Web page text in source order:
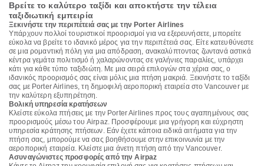
Βρείτε το καλύτερο ταξίδι και αποκτήστε την τέλεια
ταξιδιωτική εμπειρία
Ξεκινήστε την περιπέτειά σας με την Porter Airlines
Υπάρχουν πολλοί τουριστικοί προορισμοί για να εξερευνήσετε, μπορείτε
εύκολα να βρείτε το ιδανικό μέρος για την περιπέτειά σας. Είτε κατευθύνεστε
σε μια ρομαντική πόλη για μια απόδραση, ανακαλύπτοντας ζωντανά αστικά
κέντρα γεμάτα πολιτισμό ή χαλαρώνοντας σε γαλήνιες παραλίες, υπάρχει
κάτι για κάθε τύπο ταξιδιώτη. Με μια σειρά επιλογών στα χέρια σας, ο
ιδανικός προορισμός σας είναι μόλις μια πτήση μακριά. Ξεκινήστε το ταξίδι
σας με Porter Airlines, τη δημοφιλή αεροπορική εταιρεία στο Vancouver με
την καλύτερη εξυπηρέτηση.
Βολική υπηρεσία κρατήσεων
Κλείστε εύκολα πτήσεις με την Porter Airlines προς τους αγαπημένους σας
προορισμούς μέσω του Airpaz. Προσφέρουμε μια γρήγορη και εύχρηστη
υπηρεσία κράτησης πτήσεων. Εάν έχετε κάποια ειδικά αιτήματα για την
πτήση σας, μπορούμε να σας βοηθήσουμε στην επικοινωνία με την
αεροπορική εταιρεία. Κλείστε μια άνετη πτήση από την Vancouver.
Ασυναγώνιστες προσφορές από την Airpaz